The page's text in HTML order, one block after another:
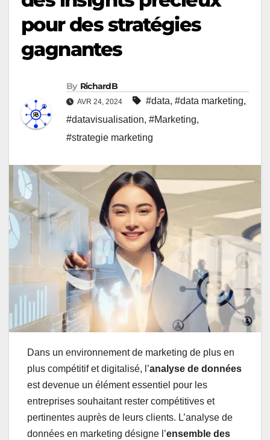
pour des stratégies
gagnantes
By RichardB
AVR 24, 2024 #data, #data marketing,
#datavisualisation, #Marketing,
#strategie marketing
Dans un environnement de marketing de plus en
plus compétitif et digitalisé, l’analyse de données
est devenue un élément essentiel pour les
entreprises souhaitant rester compétitives et
pertinentes auprès de leurs clients. L’analyse de
données en marketing désigne l’ensemble des